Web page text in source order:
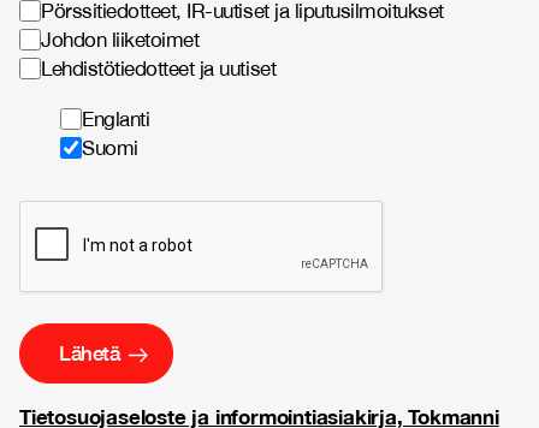
Pörssitiedotteet, IR-uutiset ja liputusilmoitukset
Johdon liiketoimet
Lehdistötiedotteet ja uutiset
Englanti
Suomi
Tietosuojaseloste ja informointiasiakirja, Tokmanni